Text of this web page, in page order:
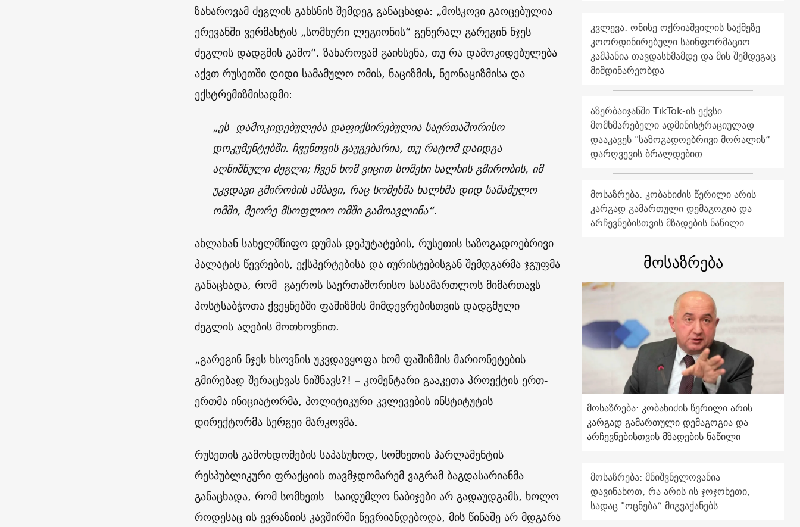
ზახაროვამ ძეგლის გახსნის შემდეგ განაცხადა: „მოსკოვი გაოცებულია
ერევანში ვერმახტის „სომხური ლეგიონის“ გენერალ გარეგინ ნჯეს
ძეგლის დადგმის გამო“. ზახაროვამ გაიხსენა, თუ რა დამოკიდებულება
აქვთ რუსეთში დიდი სამამულო ომის, ნაციზმის, ნეონაციზმისა და
ექსტრემიზმისადმი:
„ეს დამოკიდებულება დაფიქსირებულია საერთაშორისო
დოკუმენტებში. ჩვენთვის გაუგებარია, თუ რატომ დაიდგა
აღნიშნული ძეგლი; ჩვენ ხომ ვიცით სომეხი ხალხის გმირობის, იმ
უკვდავი გმირობის ამბავი, რაც სომეხმა ხალხმა დიდ სამამულო
ომში, მეორე მსოფლიო ომში გამოავლინა“.
ახლახან სახელმწიფო დუმას დეპუტატების, რუსეთის საზოგადოებრივი
პალატის წევრების, ექსპერტებისა და იურისტებისგან შემდგარმა ჯგუფმა
განაცხადა, რომ გაეროს საერთაშორისო სასამართლოს მიმართავს
პოსტსაბჭოთა ქვეყნებში ფაშიზმის მიმდევრებისთვის დადგმული
ძეგლის აღების მოთხოვნით.
„გარეგინ ნჯეს ხსოვნის უკვდავყოფა ხომ ფაშიზმის მარიონეტების
გმირებად შერაცხვას ნიშნავს?! – კომენტარი გააკეთა პროექტის ერთ-
ერთმა ინიციატორმა, პოლიტიკური კვლევების ინსტიტუტის
დირექტორმა სერგეი მარკოვმა.
რუსეთის გამოხდომების საპასუხოდ, სომხეთის პარლამენტის
რესპუბლიკური ფრაქციის თავმჯდომარემ ვაგრამ ბაგდასარიანმა
განაცხადა, რომ სომხეთს საიდუმლო ნაბიჯები არ გადაუდგამს, ხოლო
როდესაც ის ევრაზიის კავშირში წევრიანდებოდა, მის წინაშე არ მდგარა
კვლევა: ონისე ოქრიაშვილის საქმეზე
კოორდინირებული საინფორმაციო
კამპანია თავდასხმამდე და მის შემდეგაც
მიმდინარეობდა
აზერბაიჯანში TikTok-ის ექვსი
მომხმარებელი ადმინისტრაციულად
დააკავეს "საზოგადოებრივი მორალის“
დარღვევის ბრალდებით
მოსაზრება: კობახიძის წერილი არის
კარგად გამართული დემაგოგია და
არჩევნებისთვის მზადების ნაწილი
მოსაზრება
მოსაზრება: კობახიძის წერილი არის
კარგად გამართული დემაგოგია და
არჩევნებისთვის მზადების ნაწილი
მოსაზრება: მნიშვნელოვანია
დავინახოთ, რა არის ის ჯოჯოხეთი,
სადაც "ოცნება“ მიგვაქანებს